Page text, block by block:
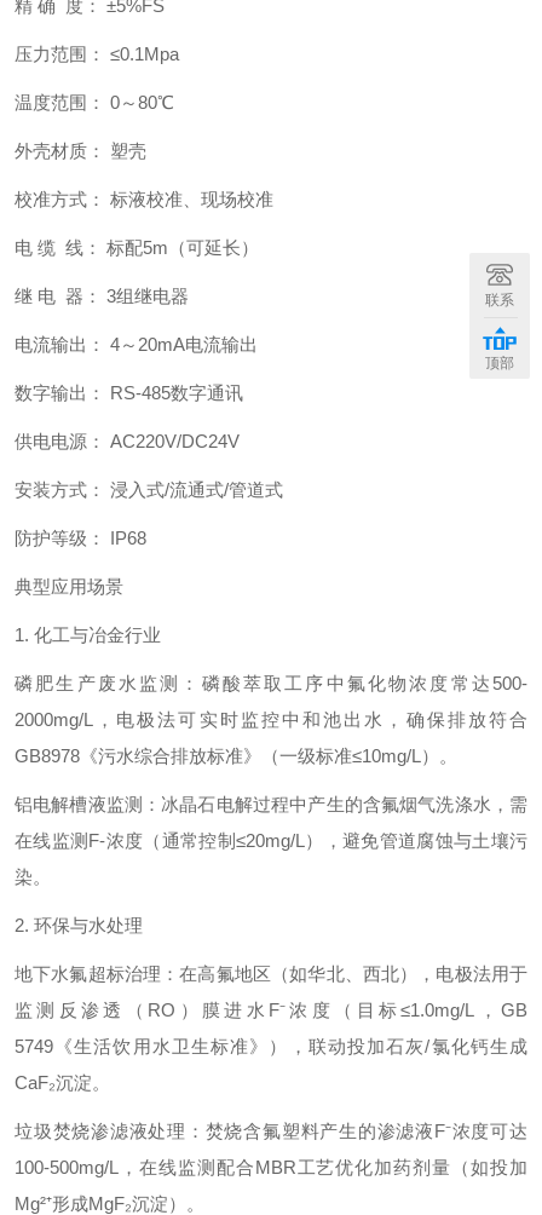
精 确 度： ±5%FS
压力范围： ≤0.1Mpa
温度范围： 0～80℃
外壳材质： 塑壳
校准方式： 标液校准、现场校准
电 缆 线： 标配5m（可延长）
继 电 器： 3组继电器
电流输出： 4～20mA电流输出
数字输出： RS-485数字通讯
供电电源： AC220V/DC24V
安装方式： 浸入式/流通式/管道式
防护等级： IP68
典型应用场景
1. 化工与冶金行业
磷肥生产废水监测：磷酸萃取工序中氟化物浓度常达500-
2000mg/L，电极法可实时监控中和池出水，确保排放符合
GB8978《污水综合排放标准》（一级标准≤10mg/L）。
铝电解槽液监测：冰晶石电解过程中产生的含氟烟气洗涤水，需
在线监测F-浓度（通常控制≤20mg/L），避免管道腐蚀与土壤污
染。
2. 环保与水处理
地下水氟超标治理：在高氟地区（如华北、西北），电极法用于
监测反渗透（RO）膜进水F⁻浓度（目标≤1.0mg/L，GB
5749《生活饮用水卫生标准》），联动投加石灰/氯化钙生成
CaF₂沉淀。
垃圾焚烧渗滤液处理：焚烧含氟塑料产生的渗滤液F⁻浓度可达
100-500mg/L，在线监测配合MBR工艺优化加药剂量（如投加
Mg²⁺形成MgF₂沉淀）。
联系
顶部